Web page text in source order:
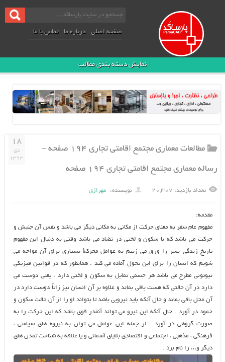
صفحه اصلی درباره ما تماس با ما
نمایش دسته بندی مطالب
۱۸
دی
۱۳۹۳
مطالعات معماری مجتمع اقامتی تجاری ۱۹۴ صفحه –
رساله معماری مجتمع اقامتی تجاری ۱۹۴ صفحه
تعداد بازدید: ۲۰,۳۰۷ نویسنده: مهرازی
مقدمه:
مفهوم عام سفر به معناي حركت از مكاني به مكاني ديگر مي باشد و نفس آن جنبش و
حركت مي باشد كه با سكون و لختي در تضاد مي باشد وقتي به دنبال اين مفهوم
تاريخ زندگي بشر را ورق مي زنيم به عوامل محركة بسياري براي آن مواجه مي
شويم كه انسان را براي اين تحول آماده مي كند . همانطور كه در قوانين فيزيكي
نيوتوني مطرح مي باشد هر جسمي تمايل به سكون و لختي دارد . يعني دوست مي
دارد در آن حالتي كه هست باقي بماند و علاوه بر آن انسان نيز زاتاً دوست دارد در
آن محل باقي بماند و حال آنكه بايد نيرويي باشد تا بتواند او را از آن حالت سكون و
خمود در آورد . حال آنكه اين نيرو مي تواند آنقدر قوي باشد كه اين حركت را به
صورت گروهي در آورد . از جمله اين عوامل مي توان به نيروه هاي سياسي ،
فرهنگي ، مذهبي ، اجتماعي و اقتصادي بلاياي آسماني و يا علاقه به شناخت تمدن هاي
ديگر و… را نام برد .